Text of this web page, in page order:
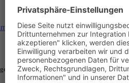
2026 und es geht weiter …